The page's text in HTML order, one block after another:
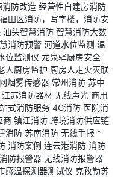
消防改造 经营性自建房消防
福田区消防，写字楼，消防安
汕头智慧消防 智慧消防大数
消防预警 河道水位监测 温
位监测仪 龙泉驿厨房安全
人厨房监护 厨房人走火灭联
烟雾传感器 常州消防 苏中
江苏消防器材 无线声光 商用
式消防服务 4G消防 医院消
商 镇江消防 跨境消防供应链
消防 苏南消防 无线手报 *
消防案例 连云港消防 消防
防报警器 无线消防报警器
感温探测器测试仪 克孜勒苏